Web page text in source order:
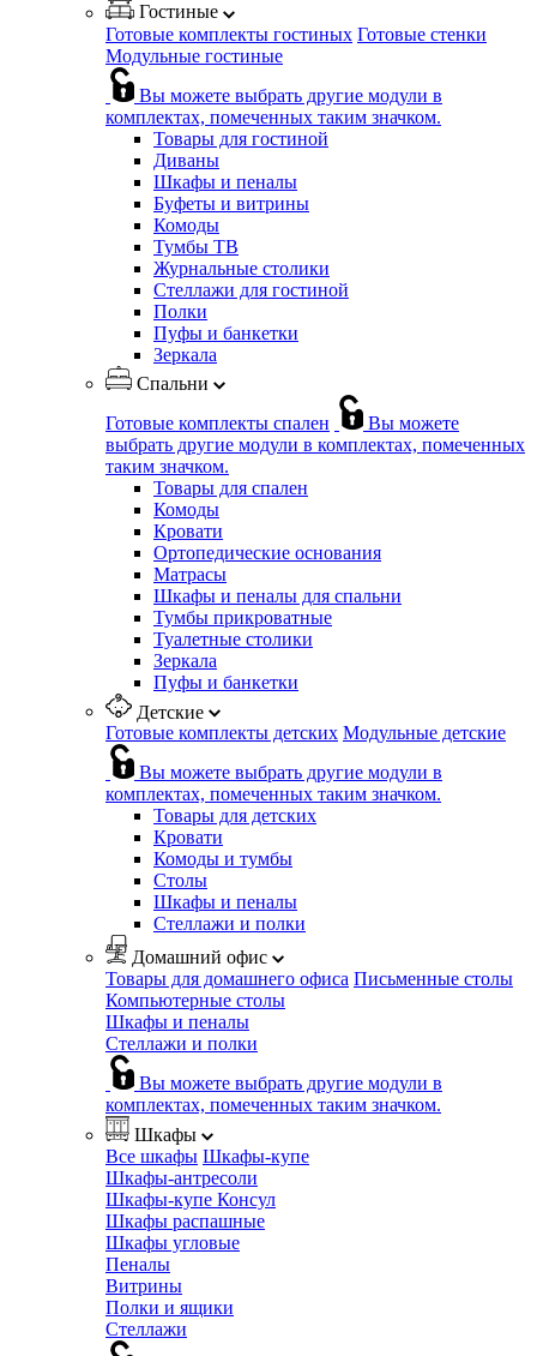
Гостиные
Готовые комплекты гостиных Готовые стенки
Модульные гостиные
Вы можете выбрать другие модули в
комплектах, помеченных таким значком.
Товары для гостиной
Диваны
Шкафы и пеналы
Буфеты и витрины
Комоды
Тумбы ТВ
Журнальные столики
Стеллажи для гостиной
Полки
Пуфы и банкетки
Зеркала
Спальни
Готовые комплекты спален
Вы можете
выбрать другие модули в комплектах, помеченных
таким значком.
Товары для спален
Комоды
Кровати
Ортопедические основания
Матрасы
Шкафы и пеналы для спальни
Тумбы прикроватные
Туалетные столики
Зеркала
Пуфы и банкетки
Детские
Готовые комплекты детских Модульные детские
Вы можете выбрать другие модули в
комплектах, помеченных таким значком.
Товары для детских
Кровати
Комоды и тумбы
Столы
Шкафы и пеналы
Стеллажи и полки
Домашний офис
Товары для домашнего офиса Письменные столы
Компьютерные столы
Шкафы и пеналы
Стеллажи и полки
Вы можете выбрать другие модули в
комплектах, помеченных таким значком.
Шкафы
Все шкафы Шкафы-купе
Шкафы-антресоли
Шкафы-купе Консул
Шкафы распашные
Шкафы угловые
Пеналы
Витрины
Полки и ящики
Стеллажи